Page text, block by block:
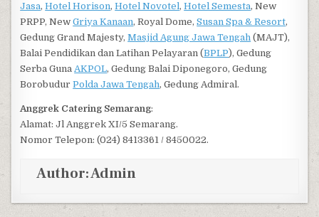
Jasa,Hotel Horison,Hotel Novotel,Hotel Semesta, New
PRPP, NewGriya Kanaan, Royal Dome,Susan Spa & Resort,
Gedung Grand Majesty,Masjid Agung Jawa Tengah (MAJT),
Balai Pendidikan dan Latihan Pelayaran (BPLP), Gedung
Serba GunaAKPOL, Gedung Balai Diponegoro, Gedung
BorobudurPolda Jawa Tengah, Gedung Admiral.
Anggrek Catering Semarang:
Alamat: Jl Anggrek XI/5 Semarang.
Nomor Telepon: (024) 8413361 / 8450022.
Author:Admin